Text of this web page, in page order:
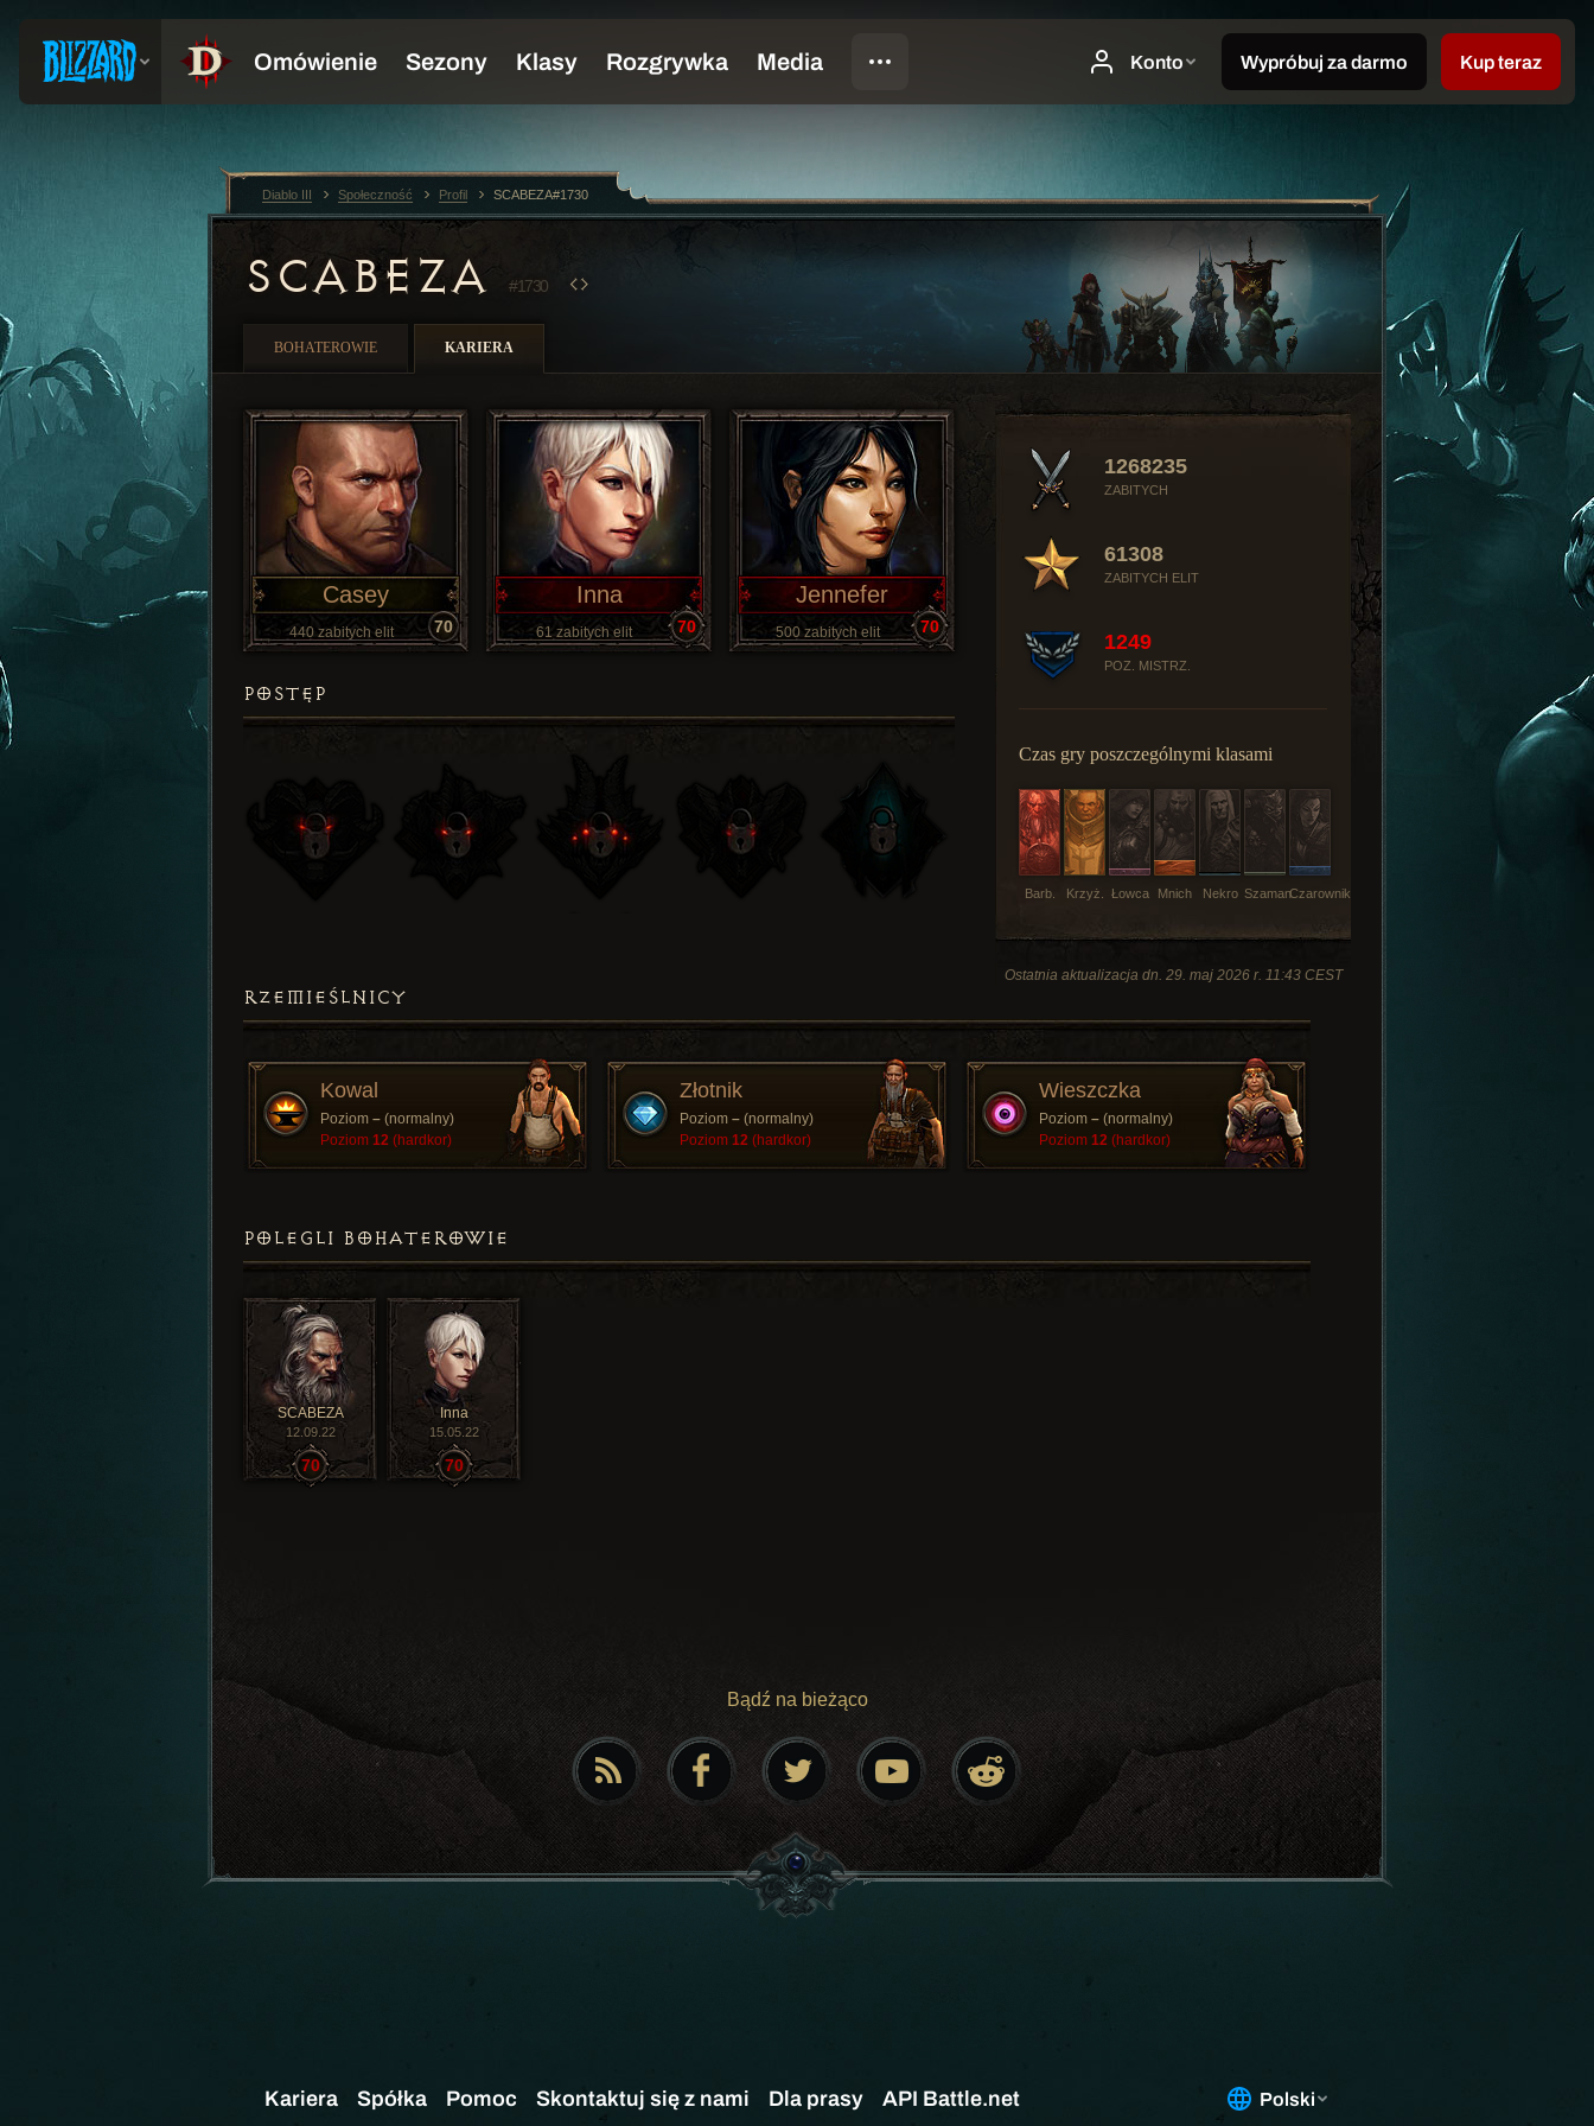
SCABEZA #1730
BOHATEROWIE KARIERA
1268235
ZABITYCH
61308
ZABITYCH ELIT
1249
POZ. MISTRZ.
Czas gry poszczególnymi klasami
Barb. Czarownik
Krzyż. Mnich Nekro Szaman
Łowca
Ostatnia aktualizacja dn. 29. maj 2026 r. 11:43 CEST
Casey
440 zabitych elit 70
Inna
61 zabitych elit 70
Jennefer
500 zabitych elit 70
POSTĘP
RZEMIEŚLNICY
Kowal
Poziom – (normalny)
Poziom 12 (hardkor)
Złotnik
Poziom – (normalny)
Poziom 12 (hardkor)
Wieszczka
Poziom – (normalny)
Poziom 12 (hardkor)
POLEGLI BOHATEROWIE
SCABEZA
12.09.22
70
Inna
15.05.22
70
Bądź na bieżąco
Diablo III Społeczność Profil SCABEZA#1730